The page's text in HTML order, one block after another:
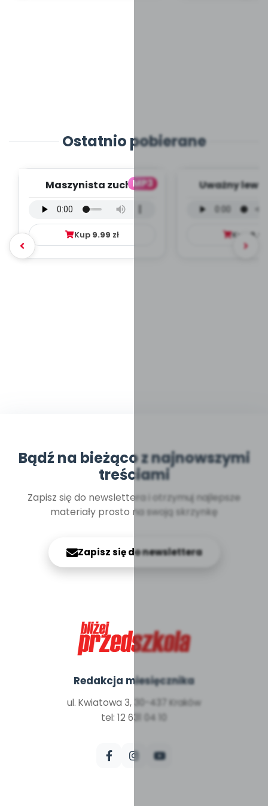
Ostatnio pobierane
MP3
Maszynista zuch -
mp3)
Kup 9.99 zł
Uważny lew
Kup 9.99
Bądź na bieżąco z najnowszymi
treściami
Zapisz się do newslettera i otrzymuj najlepsze
materiały prosto na swoją skrzynkę
Zapisz się do newslettera
Redakcja miesięcznika
ul. Kwiatowa 3, 30-437 Kraków
tel: 12 631 04 10